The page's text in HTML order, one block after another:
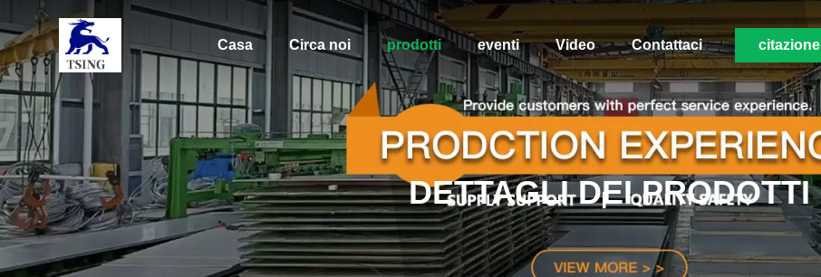
Casa Circa noi prodotti eventi Video Contattaci citazione
DETTAGLI DEI PRODOTTI